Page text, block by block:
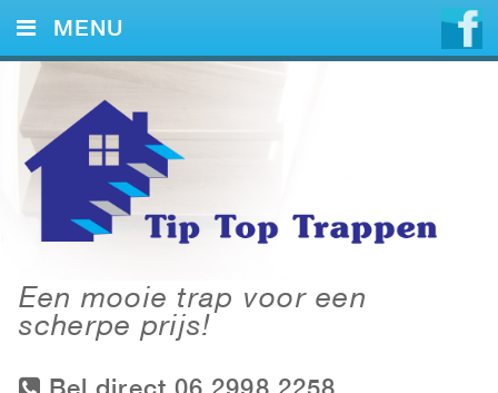
Een mooie trap voor een
scherpe prijs!
MENU
HOME
DIENSTEN
VOORBEELDEN
CONTACT